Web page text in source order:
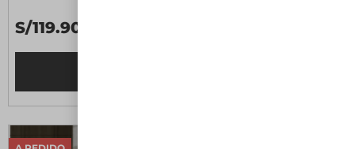
S/119.90 C/U